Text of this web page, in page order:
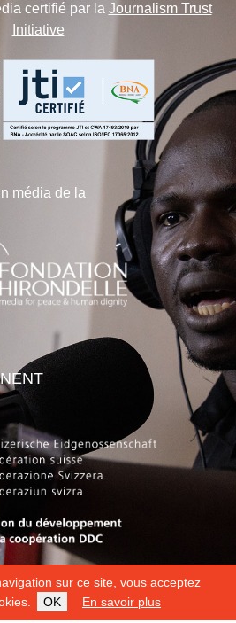
sur ce site, vous acceptez
OK En savoir plus
certifié par la Journalism Trust
Initiative
média de la